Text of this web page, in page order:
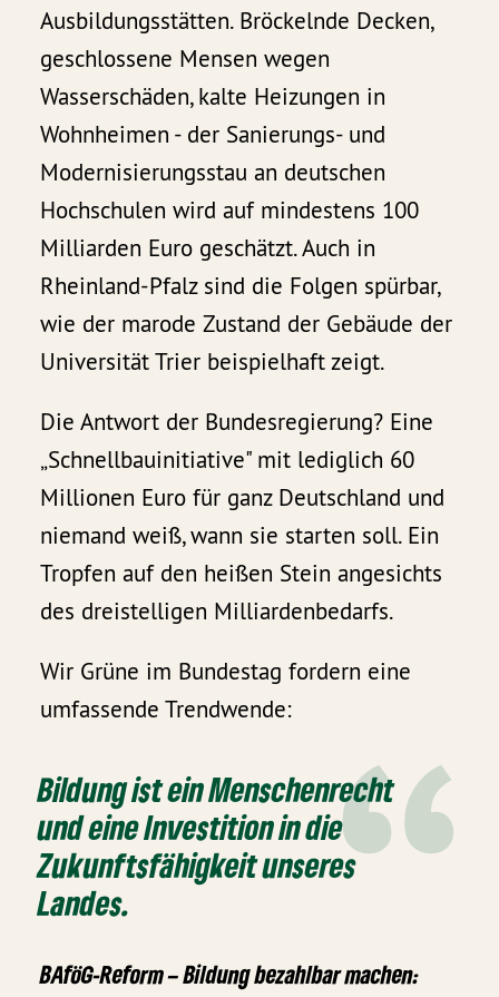
Ausbildungsstätten. Bröckelnde Decken,
geschlossene Mensen wegen
Wasserschäden, kalte Heizungen in
Wohnheimen - der Sanierungs- und
Modernisierungsstau an deutschen
Hochschulen wird auf mindestens 100
Milliarden Euro geschätzt. Auch in
Rheinland-Pfalz sind die Folgen spürbar,
wie der marode Zustand der Gebäude der
Universität Trier beispielhaft zeigt.
Die Antwort der Bundesregierung? Eine
„Schnellbauinitiative" mit lediglich 60
Millionen Euro für ganz Deutschland und
niemand weiß, wann sie starten soll. Ein
Tropfen auf den heißen Stein angesichts
des dreistelligen Milliardenbedarfs.
Wir Grüne im Bundestag fordern eine
umfassende Trendwende:
Bildung ist ein Menschenrecht
und eine Investition in die
Zukunftsfähigkeit unseres
Landes.
BAföG-Reform – Bildung bezahlbar machen: